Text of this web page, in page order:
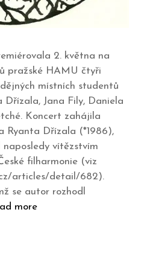
2. května na
pražské HAMU čtyři
místních studentů
Dřízala, Jana Fily, Daniela
Koncert zahájila
Ryanta Dřízala (*1986),
naposledy vítězstvím
filharmonie (viz
articles/detail/682).
se autor rozhodl
more